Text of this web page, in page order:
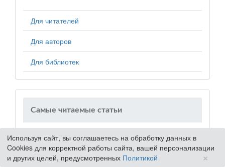
Для читателей
Для авторов
Для библиотек
Самые читаемые статьи
ФИЛОСОФИЯ И ИСТОРИЯ КЫРГЫЗСКИХ
УЗОРОВ И ОРНАМЕНТОВ
635
Используя сайт, вы соглашаетесь на обработку данных в
Cookies для корректной работы сайта, вашей персонализации
и других целей, предусмотренных Политикой ×